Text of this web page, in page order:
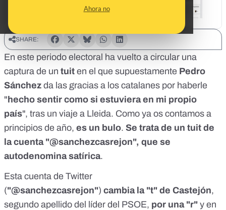
Ahora no
SHARE:
En este periodo electoral ha vuelto a circular una
captura de un tuit en el que supuestamente Pedro
Sánchez da las gracias a los catalanes por haberle
"hecho sentir como si estuviera en mi propio
país", tras un viaje a Lleida. Como ya os contamos a
principios de año, es un bulo. Se trata de un tuit de
la cuenta "@sanchezcasrejon", que se
autodenomina satírica.
Esta cuenta de Twitter
("@sanchezcasrejon") cambia la "t" de Castejón,
segundo apellido del líder del PSOE, por una "r" y en